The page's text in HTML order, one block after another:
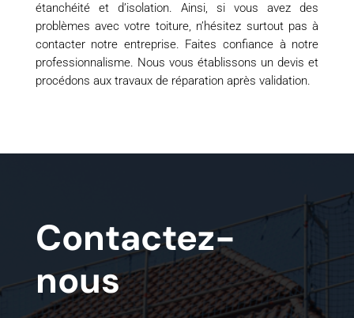
étanchéité et d’isolation. Ainsi, si vous avez des
problèmes avec votre toiture, n’hésitez surtout pas à
contacter notre entreprise. Faites confiance à notre
professionnalisme. Nous vous établissons un devis et
procédons aux travaux de réparation après validation.
Contactez-
nous